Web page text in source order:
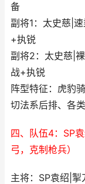
备
副将1：太史慈|
+执锐
副将2：太史慈|
战+执锐
阵型特征：虎豹
切法系后排、各
四、队伍4：SP
弓，克制枪兵）
主将：SP袁绍|